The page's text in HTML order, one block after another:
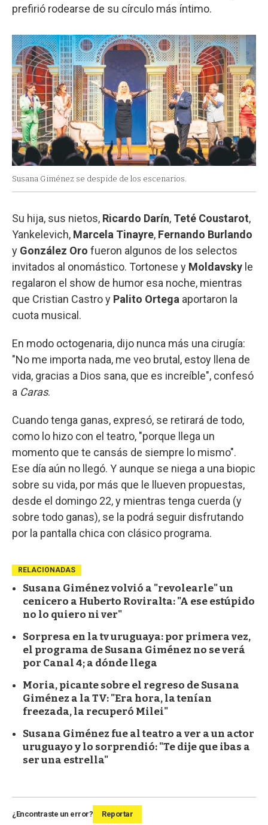
prefirió rodearse de su círculo más íntimo.
Susana Giménez se despide de los escenarios.
Su hija, sus nietos, Ricardo Darín, Teté Coustarot,
Yankelevich, Marcela Tinayre, Fernando Burlando
y González Oro fueron algunos de los selectos
invitados al onomástico. Tortonese y Moldavsky le
regalaron el show de humor esa noche, mientras
que Cristian Castroy Palito Ortega aportaron la
cuota musical.
En modo octogenaria, dijo nunca más una cirugía:
"No me importa nada, me veo brutal, estoy llena de
vida, gracias a Dios sana, que es increíble", confesó
a Caras.
Cuando tenga ganas, expresó, se retirará de todo,
como lo hizo con el teatro, "porque llega un
momento que te cansás de siempre lo mismo".
Ese día aún no llegó. Y aunque se niega a una biopic
sobre su vida, por más que le llueven propuestas,
desde el domingo 22, y mientras tenga cuerda (y
sobre todo ganas), se la podrá seguir disfrutando
por la pantalla chica con clásico programa.
RELACIONADAS
Susana Giménez volvió a "revolearle" un
cenicero a Huberto Roviralta: "A ese estúpido
no lo quiero ni ver"
Sorpresa en la tv uruguaya: por primera vez,
el programa de Susana Giménez no se verá
por Canal 4; a dónde llega
Moria, picante sobre el regreso de Susana
Giménez a la TV: "Era hora, la tenían
freezada, la recuperó Milei"
Susana Giménez fue al teatro a ver a un actor
uruguayo y lo sorprendió: "Te dije que ibas a
ser una estrella"
¿Encontraste un error? Reportar